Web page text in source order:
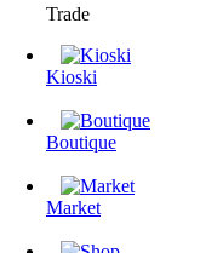
Trade
Kioski
Boutique
Market